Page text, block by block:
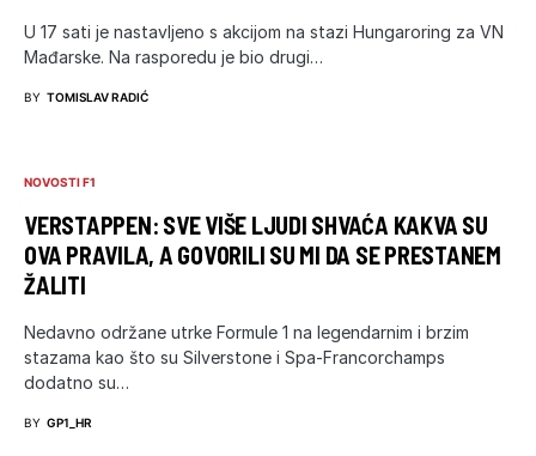
U 17 sati je nastavljeno s akcijom na stazi Hungaroring za VN
Mađarske. Na rasporedu je bio drugi…
BY TOMISLAV RADIĆ
NOVOSTI F1
VERSTAPPEN: SVE VIŠE LJUDI SHVAĆA KAKVA SU
OVA PRAVILA, A GOVORILI SU MI DA SE PRESTANEM
ŽALITI
Nedavno održane utrke Formule 1 na legendarnim i brzim
stazama kao što su Silverstone i Spa-Francorchamps
dodatno su…
BY GP1_HR